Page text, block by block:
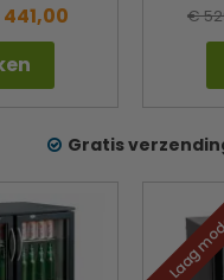
€
Laag
Gratis